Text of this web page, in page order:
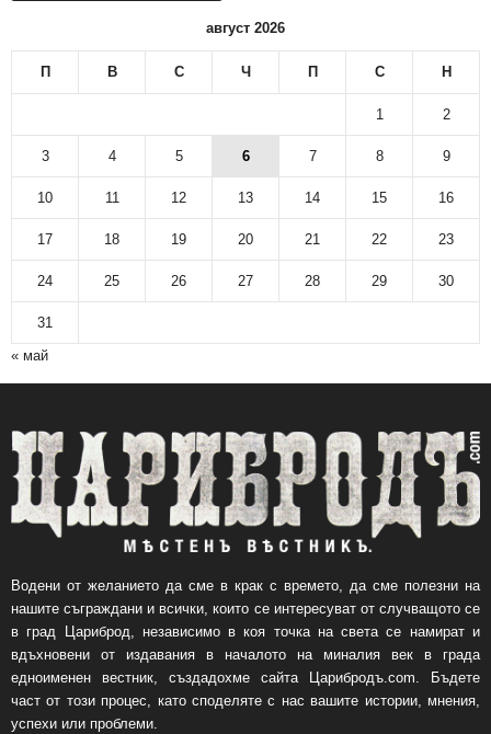
в
а
р
с
к
и
а
август 2026
П В С Ч П С Н
1 2
3 4 5 6 7 8 9
10 11 12 13 14 15 16
17 18 19 20 21 22 23
24 25 26 27 28 29 30
31
« май
Водени от желанието да сме в крак с времето, да сме полезни на
нашите съграждани и всички, които се интересуват от случващото се
в град Цариброд, независимо в коя точка на света се намират и
вдъхновени от издавания в началото на миналия век в града
едноименен вестник, създадохме сайта Царибродъ.com. Бъдете
част от този процес, като споделяте с нас вашите истории, мнения,
успехи или проблеми.